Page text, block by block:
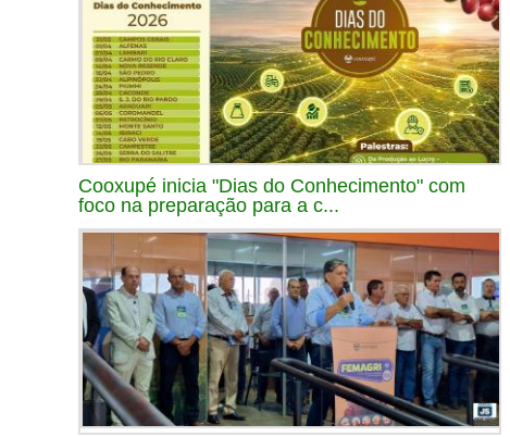
Cooxupé inicia "Dias do Conhecimento" com
foco na preparação para a c...